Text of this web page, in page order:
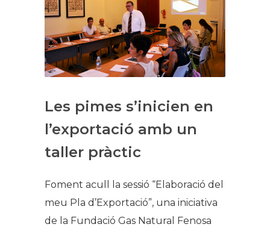
Les pimes s’inicien en
l’exportació amb un
taller pràctic ​
Foment acull la sessió “Elaboració del
meu Pla d’Exportació”, una iniciativa
de la Fundació Gas Natural Fenosa